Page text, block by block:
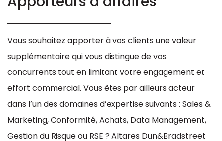
Vous souhaitez apporter à vos clients une valeur
supplémentaire qui vous distingue de vos
concurrents tout en limitant votre engagement et
effort commercial. Vous êtes par ailleurs acteur
dans l’un des domaines d’expertise suivants : Sales &
Marketing, Conformité, Achats, Data Management,
Gestion du Risque ou RSE ? Altares Dun&Bradstreet